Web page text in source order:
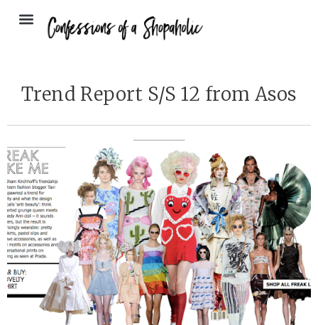
Trend Report S/S 12 from Asos